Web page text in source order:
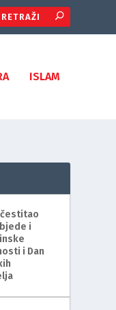
ISLAM
čestitao
i
i Dan